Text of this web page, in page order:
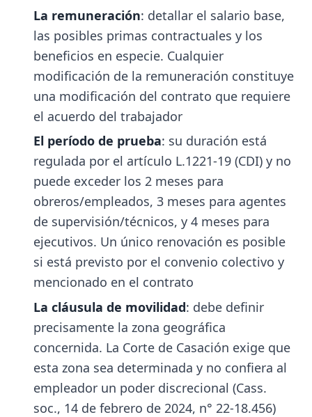
La remuneración: detallar el salario base,
las posibles primas contractuales y los
beneficios en especie. Cualquier
modificación de la remuneración constituye
una modificación del contrato que requiere
el acuerdo del trabajador
El período de prueba: su duración está
regulada por el artículo L.1221-19 (CDI) y no
puede exceder los 2 meses para
obreros/empleados, 3 meses para agentes
de supervisión/técnicos, y 4 meses para
ejecutivos. Un único renovación es posible
si está previsto por el convenio colectivo y
mencionado en el contrato
La cláusula de movilidad: debe definir
precisamente la zona geográfica
concernida. La Corte de Casación exige que
esta zona sea determinada y no confiera al
empleador un poder discrecional (Cass.
soc., 14 de febrero de 2024, n° 22-18.456)